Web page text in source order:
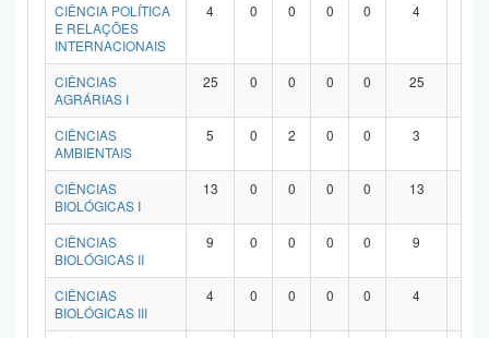
CIÊNCIA POLÍTICA
E RELAÇÕES
INTERNACIONAIS
4 0 0 0 0 4
CIÊNCIAS
AGRÁRIAS I
25 0 0 0 0 25
CIÊNCIAS
AMBIENTAIS
5 0 2 0 0 3
CIÊNCIAS
BIOLÓGICAS I
13 0 0 0 0 13
CIÊNCIAS
BIOLÓGICAS II
9 0 0 0 0 9
CIÊNCIAS
BIOLÓGICAS III
4 0 0 0 0 4